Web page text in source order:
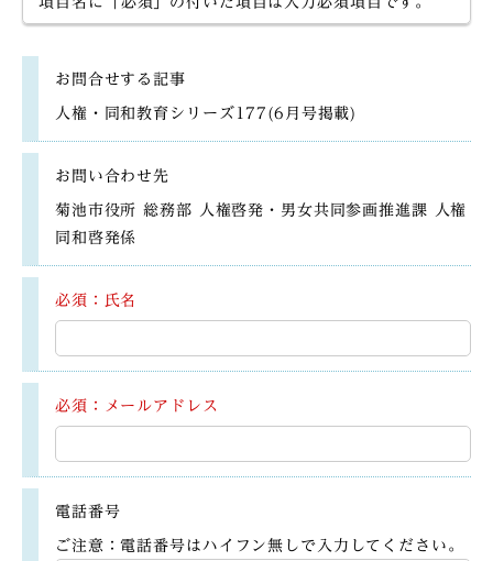
お問合せする記事
人権・同和教育シリーズ177(6月号掲載)
お問い合わせ先
菊池市役所 総務部 人権啓発・男女共同参画推進課 人権
同和啓発係
必須：氏名
必須：メールアドレス
電話番号
ご注意：電話番号はハイフン無しで入力してください。